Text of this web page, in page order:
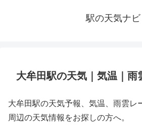
駅の天気ナビ
大牟田駅の天気｜気温｜雨
大牟田駅の天気予報、気温、雨雲レ
周辺の天気情報をお探しの方へ。